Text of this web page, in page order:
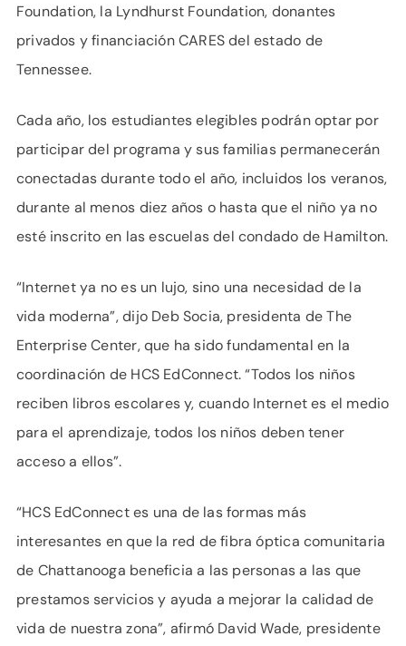
Foundation, la Lyndhurst Foundation, donantes
privados y financiación CARES del estado de
Tennessee.
Cada año, los estudiantes elegibles podrán optar por
participar del programa y sus familias permanecerán
conectadas durante todo el año, incluidos los veranos,
durante al menos diez años o hasta que el niño ya no
esté inscrito en las escuelas del condado de Hamilton.
“Internet ya no es un lujo, sino una necesidad de la
vida moderna”, dijo Deb Socia, presidenta de The
Enterprise Center, que ha sido fundamental en la
coordinación de HCS EdConnect. “Todos los niños
reciben libros escolares y, cuando Internet es el medio
para el aprendizaje, todos los niños deben tener
acceso a ellos”.
“HCS EdConnect es una de las formas más
interesantes en que la red de fibra óptica comunitaria
de Chattanooga beneficia a las personas a las que
prestamos servicios y ayuda a mejorar la calidad de
vida de nuestra zona”, afirmó David Wade, presidente